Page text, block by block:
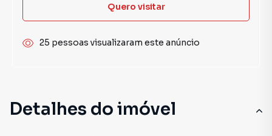
Detalhes do imóvel
Quero visitar
25 pessoas visualizaram este anúncio